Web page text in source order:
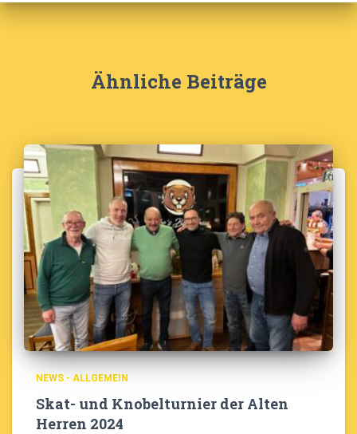
Ähnliche Beiträge
NEWS - ALLGEMEIN
Skat- und Knobelturnier der Alten
Herren 2024